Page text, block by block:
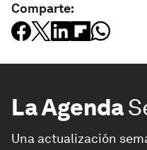
Comparte:
La Agenda
Una actualización